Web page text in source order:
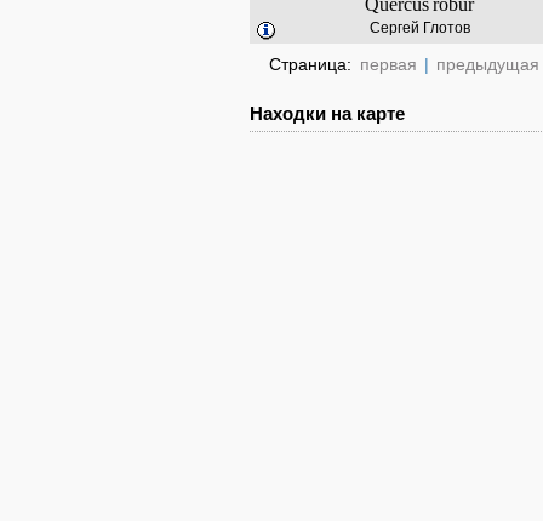
Quercusrobur
Сергей Глотов
Страница: первая | предыдущая
Находки на карте